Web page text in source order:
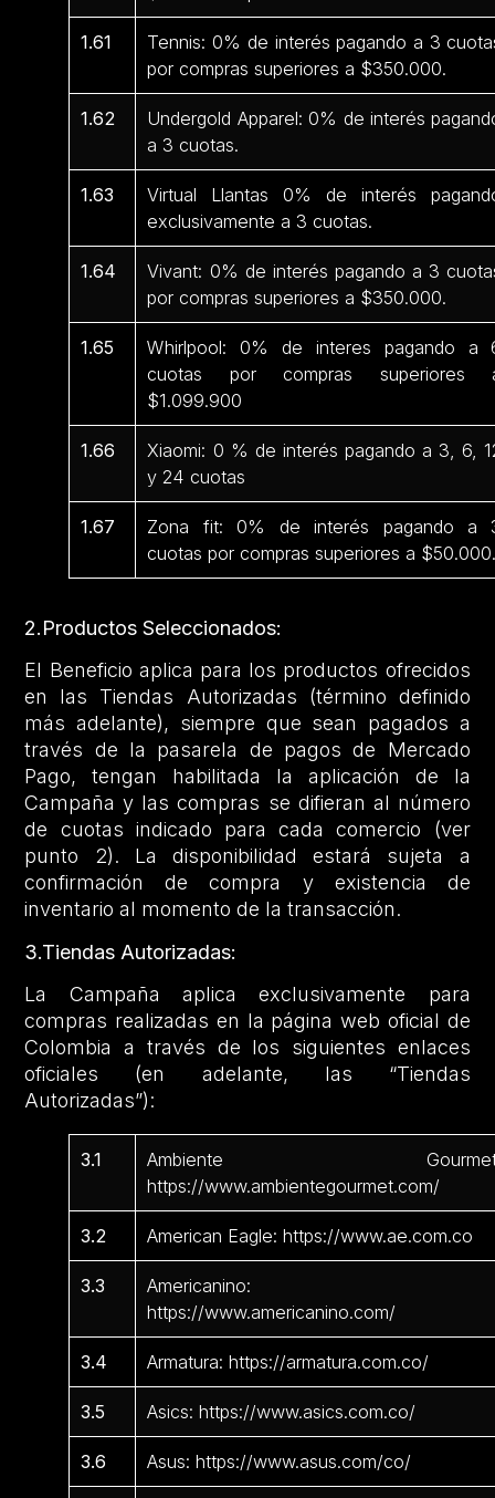
1.61
Tennis: 0% de interés pagando a 3
por compras superiores a $350.000.
1.62
Undergold Apparel: 0% de interés
a 3 cuotas.
1.63
Virtual Llantas 0% de interés
exclusivamente a 3 cuotas.
1.64
Vivant: 0% de interés pagando a 3
por compras superiores a $350.000.
1.65
Whirlpool: 0% de interes pagando a
cuotas por compras superiores
$1.099.900
1.66
Xiaomi: 0 % de interés pagando a 3, 6,
y 24 cuotas
1.67
Zona fit: 0% de interés pagando a
cuotas por compras superiores a
2.Productos Seleccionados:
El Beneficio aplica para los productos ofrecidos
en las Tiendas Autorizadas (término definido
más adelante), siempre que sean pagados a
través de la pasarela de pagos de Mercado
Pago, tengan habilitada la aplicación de la
Campaña y las compras se difieran al número
de cuotas indicado para cada comercio (ver
punto 2). La disponibilidad estará sujeta a
confirmación de compra y existencia de
inventario al momento de la transacción.
3.Tiendas Autorizadas:
La Campaña aplica exclusivamente para
compras realizadas en la página web oficial de
Colombia a través de los siguientes enlaces
oficiales (en adelante, las “Tiendas
Autorizadas”):
3.1
Ambiente
https://www.ambientegourmet.com/
3.2 American Eagle: https://www.ae.com.co
3.3
Americanino:
https://www.americanino.com/
3.4 Armatura: https://armatura.com.co/
3.5 Asics: https://www.asics.com.co/
3.6 Asus: https://www.asus.com/co/